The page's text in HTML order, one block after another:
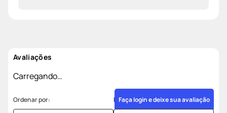
Avaliações
Carregando…
Faça login e deixe sua avaliação